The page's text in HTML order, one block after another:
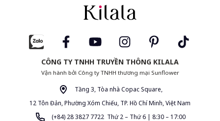
CÔNG TY TNHH TRUYỀN THÔNG KILALA
Vận hành bởi Công ty TNHH thương mại Sunflower
Tầng 3, Tòa nhà Copac Square,
12 Tôn Đản, Phường Xóm Chiếu, TP. Hồ Chí Minh, Việt Nam
(+84) 28 3827 7722 Thứ 2 – Thứ 6 | 8:30 – 17:00